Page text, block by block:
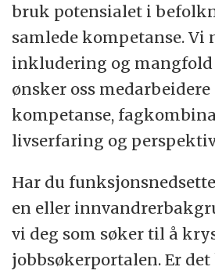
bruk potensialet i
samlede kompetanse. Vi
inkludering og mangfold
ønsker oss
kompetanse,
livserfaring og
Har du
en eller
vi deg som søker til å
jobbsøkerportalen. Er